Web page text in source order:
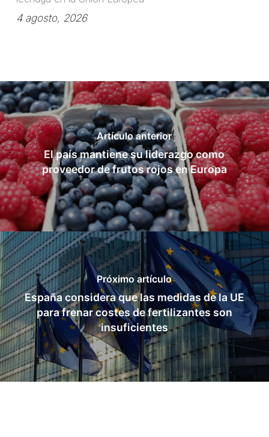
4 agosto, 2026
Artículo anterior
El país mantiene su liderazgo como
proveedor de frutos rojos en Europa
Próximo artículo
España considera que las medidas de la UE
para frenar costes de fertilizantes son
insuficientes